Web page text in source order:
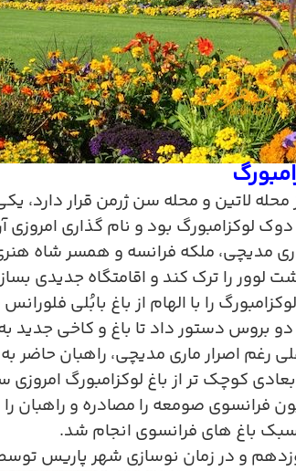
محله لاتین و محله سن ژرمن قرار
دوک لوکزامبورگ بود و نام گذاری
مدیچی، ملکه فرانسه و همسر شاه
را ترک کند و اقامتگاه جدیدی
را با الهام از باغ بابُلی
دو بروس دستور داد تا باغ و کاخی
رغم اصرار ماری مدیچی، راهبان
کوچک تر از باغ لوکزامبورگ
فرانسوی صومعه را مصادره و راهبان
باغ های فرانسوی انجام شد.
نوزدهم و در زمان نوسازی شهر پاریس